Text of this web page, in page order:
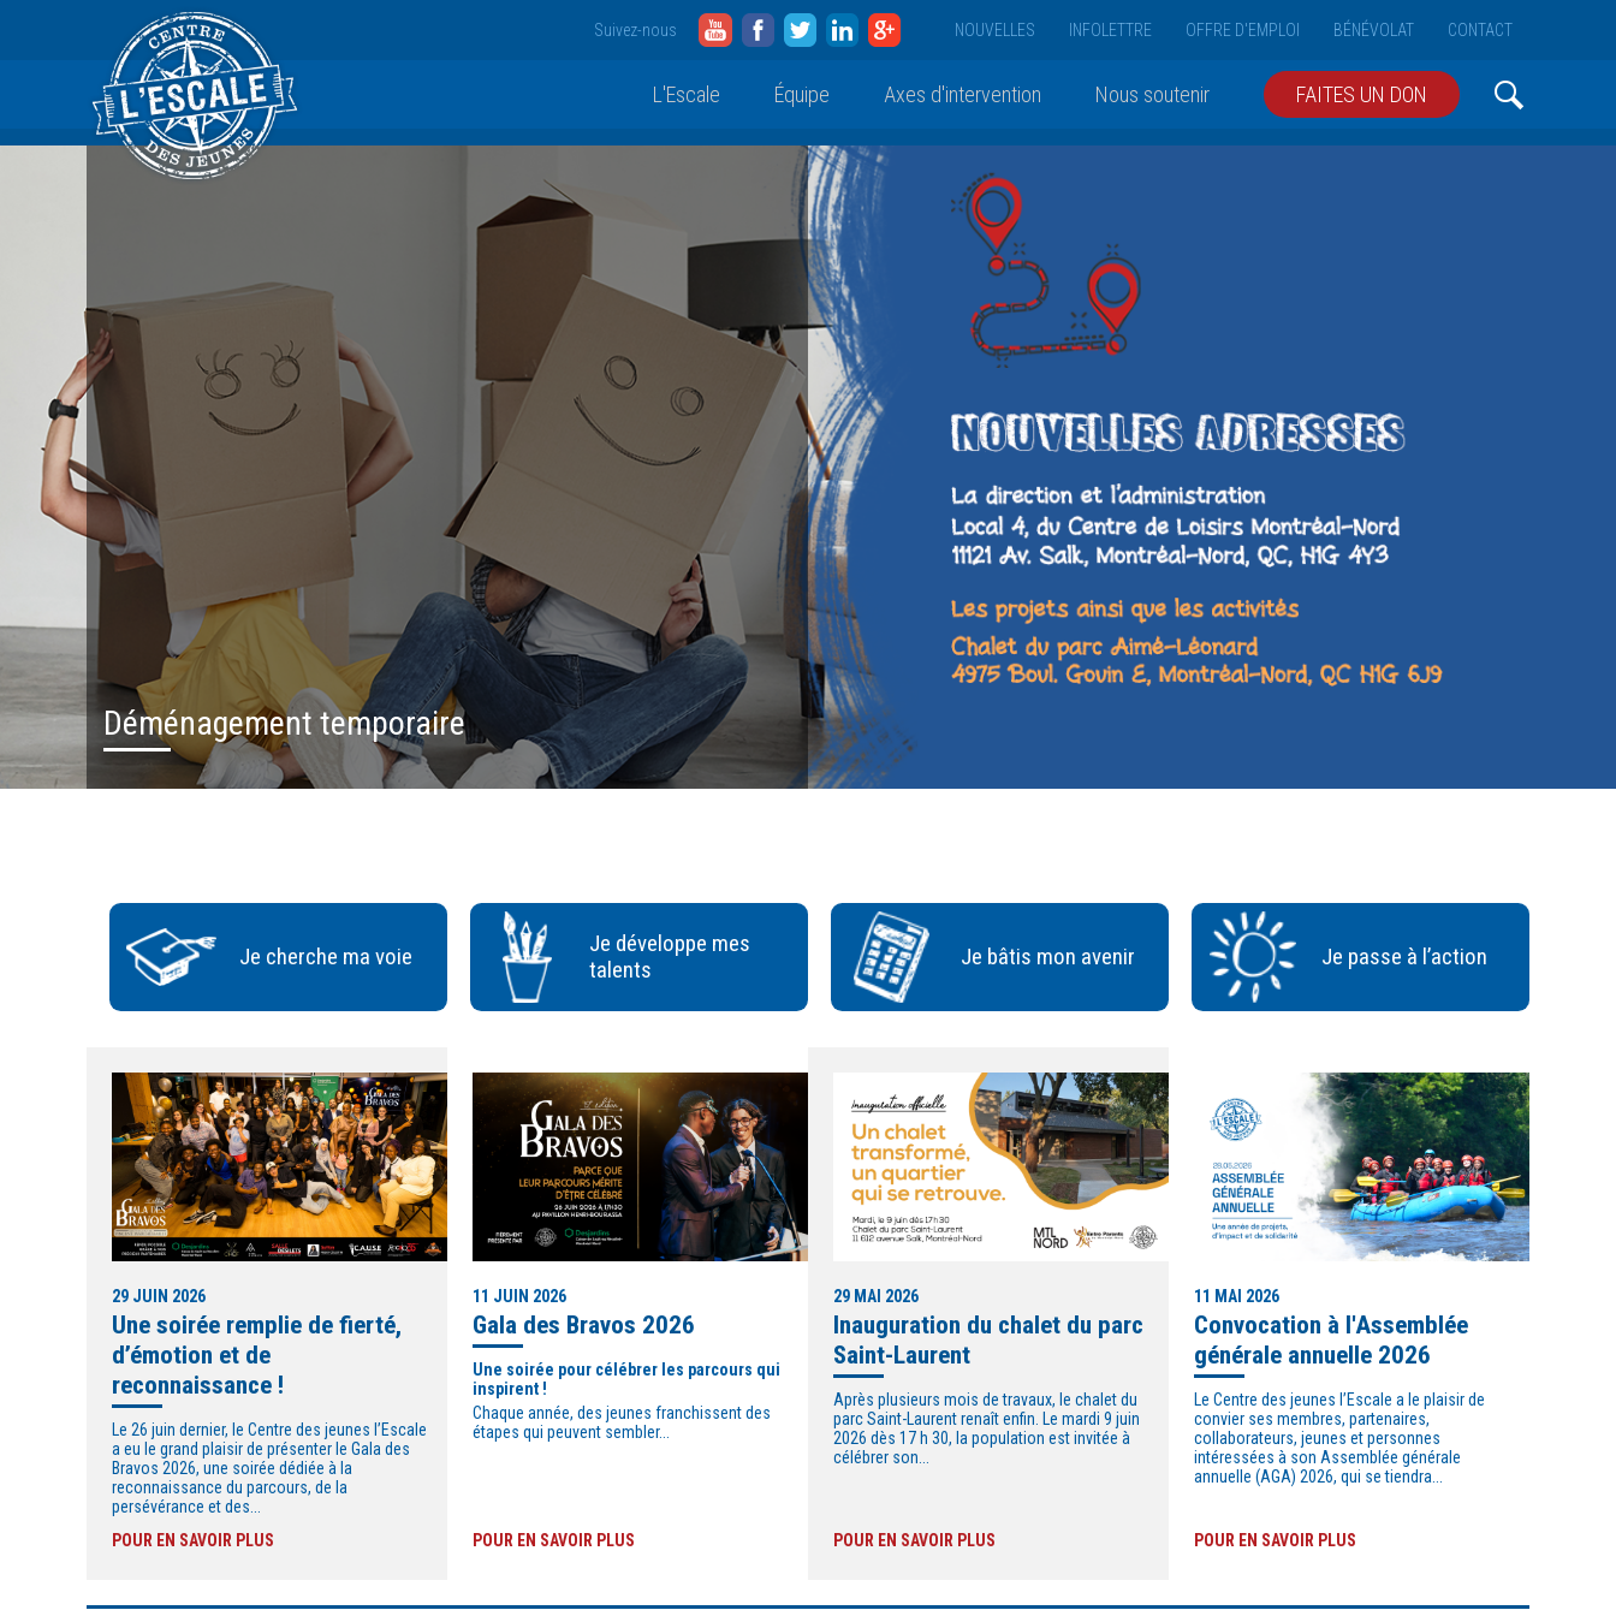
Suivez-nous YouTubeFacebook
Twitter LinkedInGoogle NOUVELLES INFOLETTRE OFFRE D'EMPLOI BÉNÉVOLAT CONTACT
L'Escale Équipe Axes d'intervention Nous soutenir FAITES UN DON
Déménagement temporaire
Je cherche ma voie
Je développe mes
talents
Je bâtis mon avenir Je passe à l’action
29 JUIN 2026
Une soirée remplie de fierté,
d’émotion et de
reconnaissance !
Le 26 juin dernier, le Centre des jeunes l’Escale
a eu le grand plaisir de présenter le Gala des
Bravos 2026, une soirée dédiée à la
reconnaissance du parcours, de la
persévérance et des...
POUR EN SAVOIR PLUS
11 JUIN 2026
Gala des Bravos 2026
Une soirée pour célébrer les parcours qui
inspirent !
Chaque année, des jeunes franchissent des
étapes qui peuvent sembler...
POUR EN SAVOIR PLUS
29 MAI 2026
Inauguration du chalet du parc
Saint-Laurent
Après plusieurs mois de travaux, le chalet du
parc Saint-Laurent renaît enfin. Le mardi 9 juin
2026 dès 17 h 30, la population est invitée à
célébrer son...
POUR EN SAVOIR PLUS
11 MAI 2026
Convocation à l'Assemblée
générale annuelle 2026
Le Centre des jeunes l’Escale a le plaisir de
convier ses membres, partenaires,
collaborateurs, jeunes et personnes
intéressées à son Assemblée générale
annuelle (AGA) 2026, qui se tiendra...
POUR EN SAVOIR PLUS